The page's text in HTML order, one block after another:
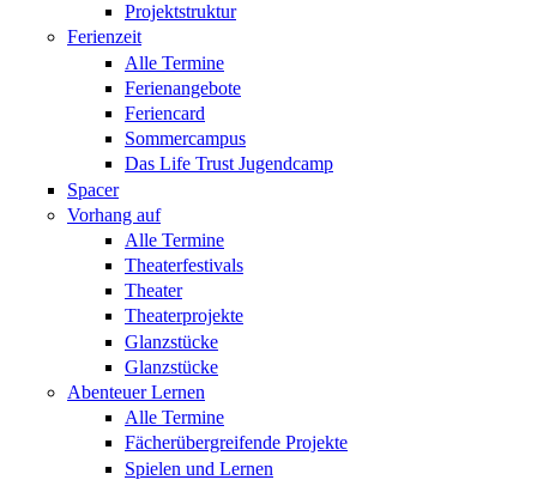
Projektstruktur
Ferienzeit
Alle Termine
Ferienangebote
Feriencard
Sommercampus
Das Life Trust Jugendcamp
Spacer
Vorhang auf
Alle Termine
Theaterfestivals
Theater
Theaterprojekte
Glanzstücke
Glanzstücke
Abenteuer Lernen
Alle Termine
Fächerübergreifende Projekte
Spielen und Lernen